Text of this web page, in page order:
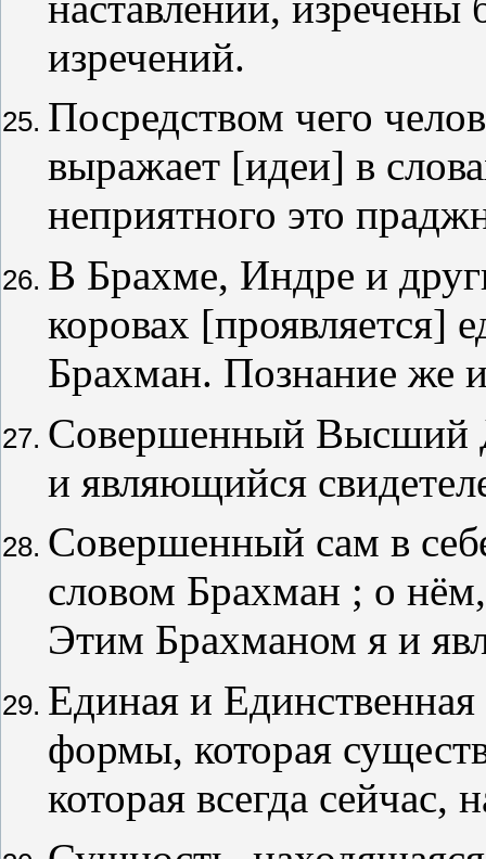
изречений.
Посредством чего
выражает [идеи] в
неприятного это
В Брахме, Индре и
коровах [проявляется]
Брахман. Познание же
Совершенный Высший
и являющийся
Совершенный сам в
словом Брахман ; о
Этим Брахманом я и
Единая и
формы, которая
которая всегда сейчас,